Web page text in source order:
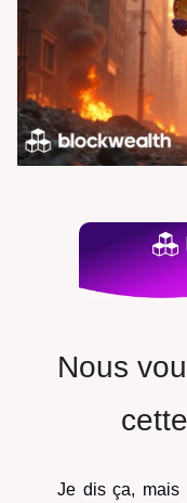
Nous
Je dis ça, mais